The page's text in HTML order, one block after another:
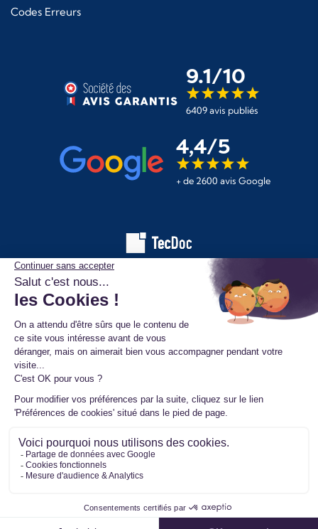
Codes Erreurs
9.1/10
6409 avis publiés
4,4/5
+ de 2600 avis Google
Les informations affichées sur ce site de pièces automobiles
proviennent de la base de données TecDoc. Elles sont protégées
par le droit d’auteur et ne peuvent en aucun cas être copiées,
reproduites, utilisées ou diffusées sans l’autorisation préalable de
TecAlliance. Toute utilisation non autorisée constitue une infraction
et pourra faire l’objet de poursuites.
Mentions légales
Conditions générales de vente